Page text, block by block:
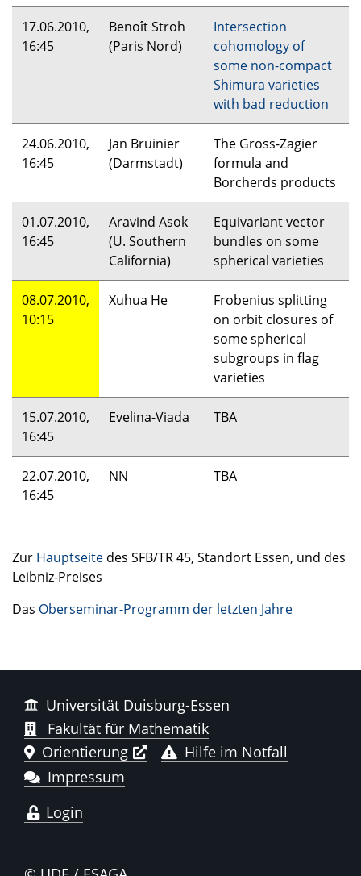
17.06.2010,
16:45
Benoît Stroh
(Paris Nord)
Intersection
cohomology of
some non-compact
Shimura varieties
with bad reduction
24.06.2010,
16:45
Jan Bruinier
(Darmstadt)
The Gross-Zagier
formula and
Borcherds products
01.07.2010,
16:45
Aravind Asok
(U. Southern
California)
Equivariant vector
bundles on some
spherical varieties
08.07.2010,
10:15
Xuhua He
Frobenius splitting
on orbit closures of
some spherical
subgroups in flag
varieties
15.07.2010,
16:45
Evelina-Viada TBA
22.07.2010,
16:45
NN TBA
Zur Hauptseite des SFB/TR 45, Standort Essen, und des
Leibniz-Preises
Das Oberseminar-Programm der letzten Jahre
Universität Duisburg-Essen
Fakultät für Mathematik
Orientierung
Hilfe im Notfall
Impressum
Login